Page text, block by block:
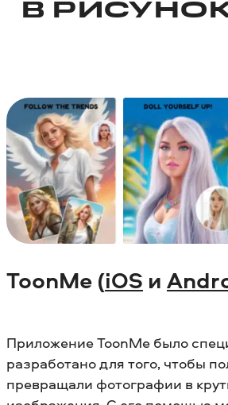
В
ToonMe (iOS и
Приложение ToonMe было
разработано для того, чтобы
превращали фотографии в